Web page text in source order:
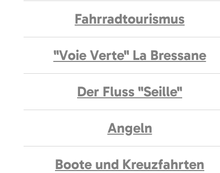
Fahrradtourismus
"Voie Verte" La Bressane
Der Fluss "Seille"
Angeln
Boote und Kreuzfahrten